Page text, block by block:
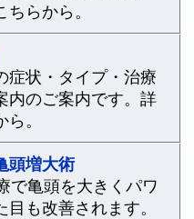
らから。
症状・タイプ・治療
内のご案内です。詳
。
頭増大術
で亀頭を大きくパワ
目も改善されます。